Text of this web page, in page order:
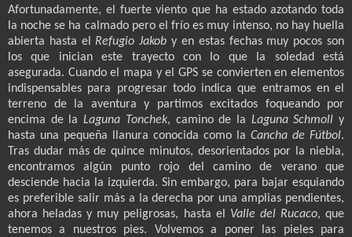
Afortunadamente, el fuerte viento que ha estado azotando toda
la noche se ha calmado pero el frío es muy intenso, no hay huella
abierta hasta el Refugio Jakob y en estas fechas muy pocos son
los que inician este trayecto con lo que la soledad está
asegurada. Cuando el mapa y el GPS se convierten en elementos
indispensables para progresar todo indica que entramos en el
terreno de la aventura y partimos excitados foqueando por
encima de laLaguna Tonchek, camino de la Laguna Schmoll y
hasta una pequeña llanura conocida como la Cancha de Fútbol.
Tras dudar más de quince minutos, desorientados por la niebla,
encontramos algún punto rojo del camino de verano que
desciende hacia la izquierda. Sin embargo, para bajar esquiando
es preferible salir más a la derecha por una amplias pendientes,
ahora heladas y muy peligrosas, hasta el Valle del Rucaco, que
tenemos a nuestros pies. Volvemos a poner las pieles para